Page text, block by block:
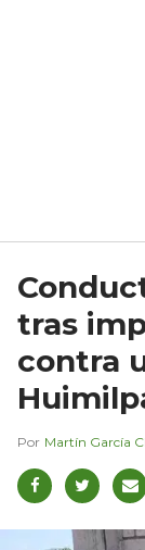
tras
contra
Martín García